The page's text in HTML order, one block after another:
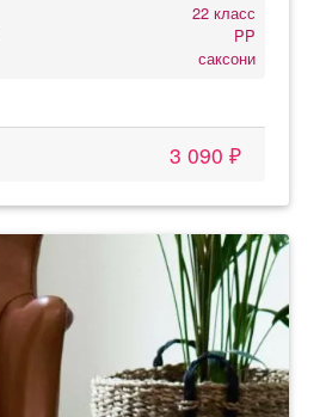
22 класс
PP
саксони
3 090 ₽